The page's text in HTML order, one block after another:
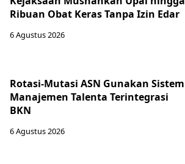
Ribuan Obat Keras Tanpa Izin Edar
6 Agustus 2026
Rotasi-Mutasi ASN Gunakan Sistem
Manajemen Talenta Terintegrasi
BKN
6 Agustus 2026